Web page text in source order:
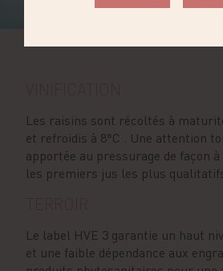
Les raisins sont récoltés à
et refroidis à 8°C . Une attention
apportée au pressurage de façon
les premiers jus les plus
Le label HVE 3 garantie un haut
et une faible dépendance aux